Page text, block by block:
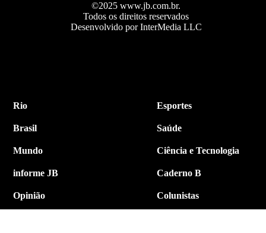
©2025 www.jb.com.br.
Todos os direitos reservados
Desenvolvido por InterMedia LLC
Rio
Brasil
Mundo
informe JB
Opinião
Esportes
Saúde
Ciência e Tecnologia
Caderno B
Colunistas